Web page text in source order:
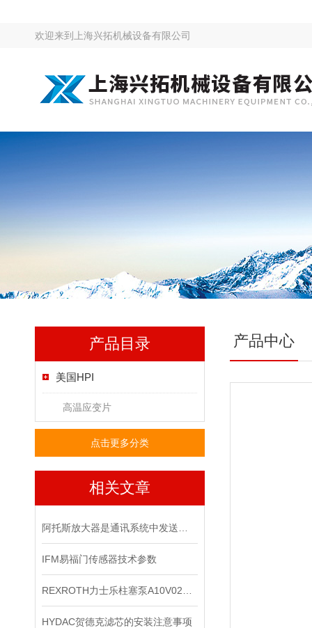
欢迎来到 上海兴拓机械设备有限公司
产品目录
美国HPI
高温应变片
点击更多分类
相关文章
IFM易福门传感器技术参数
HYDAC贺德克滤芯的安装注意事项
产品中心